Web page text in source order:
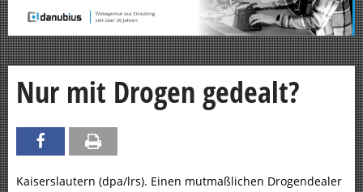
Nur mit Drogen gedealt?
Kaiserslautern (dpa/lrs). Einen mutmaßlichen Drogendealer